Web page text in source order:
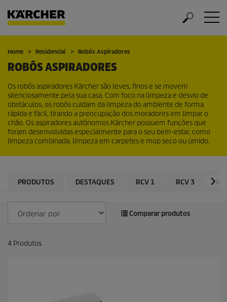
Home Residencial Robôs Aspiradores
ROBÔS ASPIRADORES
Os robôs aspiradores Kärcher são leves, finos e se movem
silenciosamente pela sua casa. Com foco na limpeza e desvio de
obstáculos, os robôs cuidam da limpeza do ambiente de forma
rápida e fácil, tirando a preocupação dos moradores em limpar o
chão. Os aspiradores autônomos Kärcher possuem funções que
foram desenvolvidas especialmente para o seu bem-estar, como
limpeza combinada, limpeza em carpetes e mop seco ou úmido.
PRODUTOS DESTAQUES RCV 1 RCV 3
Comparar produtos
4 Produtos